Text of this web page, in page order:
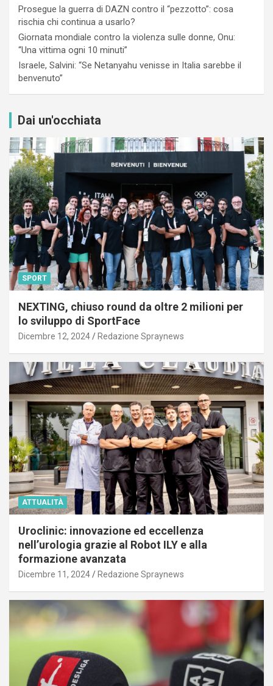
Prosegue la guerra di DAZN contro il “pezzotto”: cosa
rischia chi continua a usarlo?
Giornata mondiale contro la violenza sulle donne, Onu:
“Una vittima ogni 10 minuti”
Israele, Salvini: “Se Netanyahu venisse in Italia sarebbe il
benvenuto”
Dai un'occhiata
SPORT
NEXTING, chiuso round da oltre 2 milioni per
lo sviluppo di SportFace
Dicembre 12, 2024 Redazione Spraynews
ATTUALITÀ
Uroclinic: innovazione ed eccellenza
nell’urologia grazie al Robot ILY e alla
formazione avanzata
Dicembre 11, 2024 Redazione Spraynews